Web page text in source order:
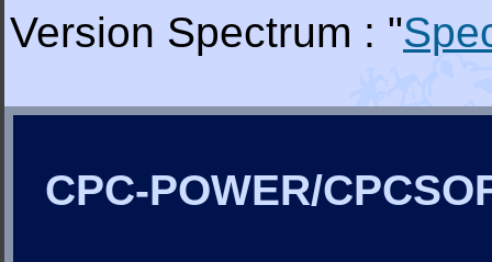
Version Spectrum : "
CPC-POWER/